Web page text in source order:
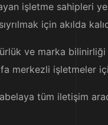
işletme
için akılda
ve marka
merkezli
tüm iletişim